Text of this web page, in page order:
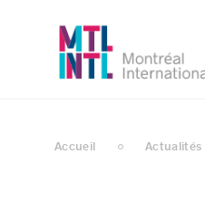
Accueil Actualités